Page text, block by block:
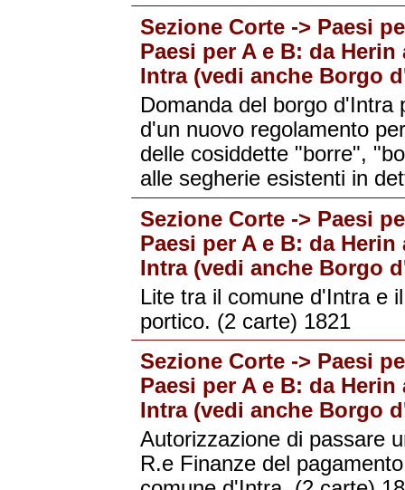
Sezione Corte -> Paesi
Paesi per A e B: da
Intra (vedi anche Borgo
Domanda del borgo d'Intra
d'un nuovo regolamento
delle cosiddette "borre",
alle segherie esistenti in
Sezione Corte -> Paesi
Paesi per A e B: da
Intra (vedi anche Borgo
Lite tra il comune d'Intra e
portico. (2 carte) 1821
Sezione Corte -> Paesi
Paesi per A e B: da
Intra (vedi anche Borgo
Autorizzazione di passare
R.e Finanze del